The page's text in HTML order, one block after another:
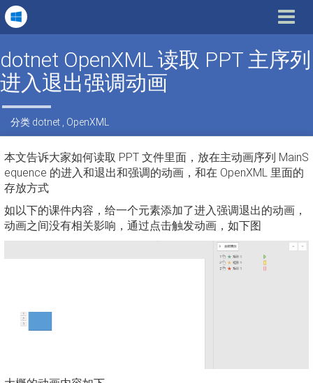
Toggle
dotnet OpenXML 读取 PPT 主序列
进入退出强调动画
分类 dotnet OpenXML
本文告诉大家如何读取 PPT 文件里面，放在主动画序列 MainS
equence 的进入和退出和强调的动画，和在 OpenXML 里面的
存放方式
如以下的课件内容，给一个元素添加了进入强调退出的动画，
动画之间没有相关影响，通过点击触发动画，如下图